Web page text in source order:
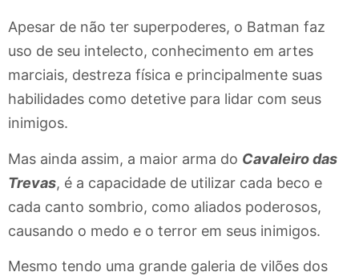
Apesar de não ter superpoderes, o Batman faz
uso de seu intelecto, conhecimento em artes
marciais, destreza física e principalmente suas
habilidades como detetive para lidar com seus
inimigos.
Mas ainda assim, a maior arma do Cavaleiro das
Trevas, é a capacidade de utilizar cada beco e
cada canto sombrio, como aliados poderosos,
causando o medo e o terror em seus inimigos.
Mesmo tendo uma grande galeria de vilões dos